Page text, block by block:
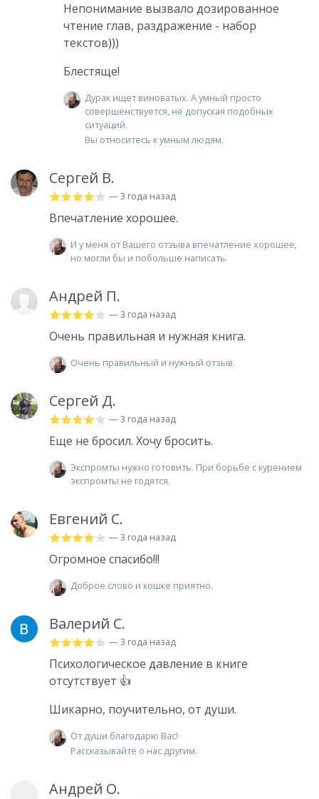
Непонимание вызвало дозированное
чтение глав, раздражение - набор
текстов)))
Блестяще!
Дурак ищет виноватых. А умный просто
совершенствуется, не допуская подобных
ситуаций.
Вы относитесь к умным людям.
Сергей В.
— 3 года назад
Впечатление хорошее.
И у меня от Вашего отзыва впечатление хорошее,
но могли бы и побольше написать.
Андрей П.
— 3 года назад
Очень правильная и нужная книга.
Очень правильный и нужный отзыв.
Сергей Д.
— 3 года назад
Еще не бросил. Хочу бросить.
Экспромты нужно готовить. При борьбе с курением
экспромты не годятся.
Евгений С.
— 3 года назад
Огромное спасибо!!!
Доброе слово и кошке приятно.
Валерий С.
— 3 года назад
Психологическое давление в книге
отсутствует 👍
Шикарно, поучительно, от души.
От души благодарю Вас!
Рассказывайте о нас другим.
Андрей О.